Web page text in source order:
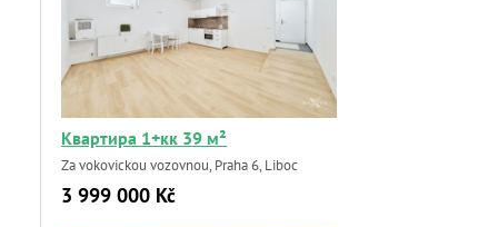
Квартира 1+кк 39 м²
Za vokovickou vozovnou, Praha 6, Liboc
3 999 000 Kč